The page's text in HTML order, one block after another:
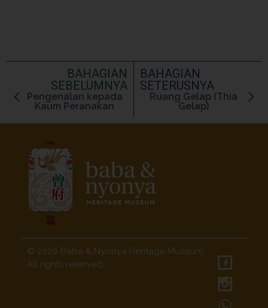
BAHAGIAN
SEBELUMNYA
Pengenalan kepada
Kaum Peranakan
BAHAGIAN
SETERUSNYA
Ruang Gelap (Thia
Gelap)
Baba Nyonya Museum
© 2026 Baba & Nyonya Heritage Museum.
All rights reserved.